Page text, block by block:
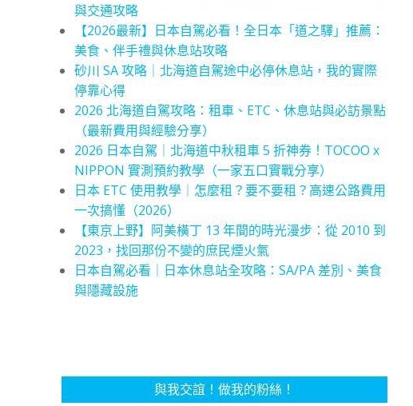
與交通攻略
【2026最新】日本自駕必看！全日本「道之驛」推薦：
美食、伴手禮與休息站攻略
砂川 SA 攻略｜北海道自駕途中必停休息站，我的實際
停靠心得
2026 北海道自駕攻略：租車、ETC、休息站與必訪景點
（最新費用與經驗分享）
2026 日本自駕｜北海道中秋租車 5 折神券！TOCOO x
NIPPON 實測預約教學（一家五口實戰分享）
日本 ETC 使用教學｜怎麼租？要不要租？高速公路費用
一次搞懂（2026）
【東京上野】阿美橫丁 13 年間的時光漫步：從 2010 到
2023，找回那份不變的庶民煙火氣
日本自駕必看｜日本休息站全攻略：SA/PA 差別、美食
與隱藏設施
與我交誼！做我的粉絲！